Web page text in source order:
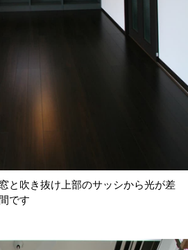
と吹き抜け上部のサッシから光が差
です